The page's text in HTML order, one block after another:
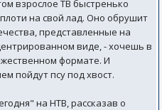
взрослое ТВ быстренько
на свой лад. Оно обрушит
представленные на
виде, - хочешь в
формате. И
пойдут псу под хвост.
на НТВ, рассказав о